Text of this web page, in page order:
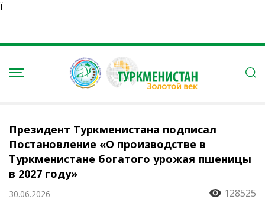
Ï
Президент Туркменистана подписал
Постановление «О производстве в
Туркменистане богатого урожая пшеницы
в 2027 году»
30.06.2026
128525